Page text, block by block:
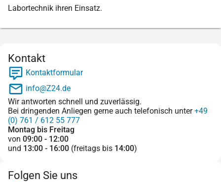
Labortechnik ihren Einsatz.
Kontakt
Kontaktformular
info@Z24.de
Wir antworten schnell und zuverlässig.
Bei dringenden Anliegen gerne auch telefonisch unter+49
(0) 761 / 612 55 777
Montag bis Freitag
von 09:00 - 12:00
und 13:00 - 16:00 (freitags bis 14:00)
Folgen Sie uns